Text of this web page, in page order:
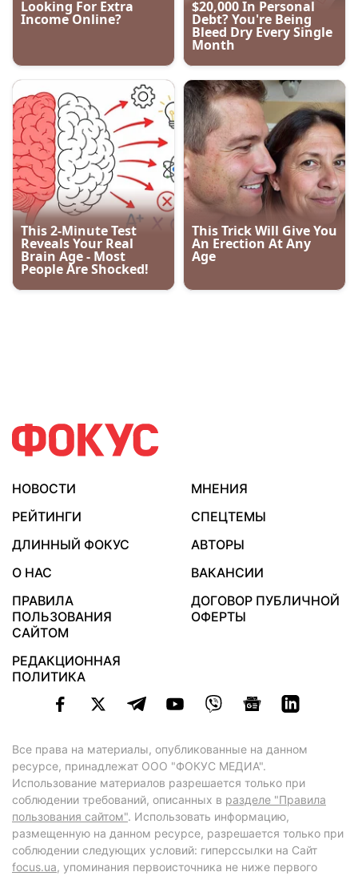
НОВОСТИ
МНЕНИЯ
РЕЙТИНГИ
СПЕЦТЕМЫ
ДЛИННЫЙ ФОКУС
АВТОРЫ
О НАС
ВАКАНСИИ
ПРАВИЛА
ПОЛЬЗОВАНИЯ
САЙТОМ
ДОГОВОР ПУБЛИЧНОЙ
ОФЕРТЫ
РЕДАКЦИОННАЯ
ПОЛИТИКА
Все права на материалы, опубликованные на данном
ресурсе, принадлежат ООО "ФОКУС МЕДИА".
Использование материалов разрешается только при
соблюдении требований, описанных в разделе "Правила
пользования сайтом". Использовать информацию,
размещенную на данном ресурсе, разрешается только при
соблюдении следующих условий: гиперссылки на Сайт
focus.ua, упоминания первоисточника не ниже первого